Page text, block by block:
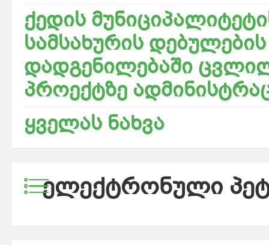
ქედის
სამსახურის
დადგენილებაში
პროექტზე
ყველას ნახვა
ᲔᲚᲔᲥᲢᲠᲝᲜᲣᲚᲘ